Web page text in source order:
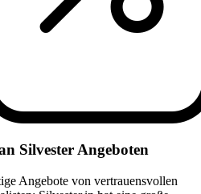
Silvester Angeboten
Angebote von vertrauensvollen